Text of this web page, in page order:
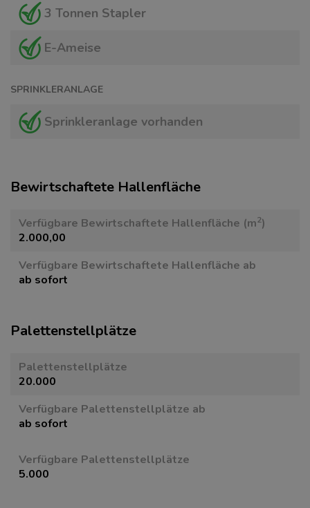
3 Tonnen Stapler
E-Ameise
SPRINKLERANLAGE
Sprinkleranlage vorhanden
Bewirtschaftete Hallenfläche
Verfügbare Bewirtschaftete Hallenfläche (m2)
2.000,00
Verfügbare Bewirtschaftete Hallenfläche ab
ab sofort
Paletten­stellplätze
Paletten­stellplätze
20.000
Verfügbare Paletten­stellplätze ab
ab sofort
Verfügbare Paletten­stellplätze
5.000